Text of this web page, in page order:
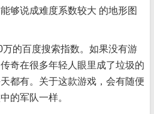
够说成难度系数较大 的地形图
的百度搜索指数。如果没有游
奇在很多年轻人眼里成了垃圾的
都有。关于这款游戏，会有随便
的军队一样。